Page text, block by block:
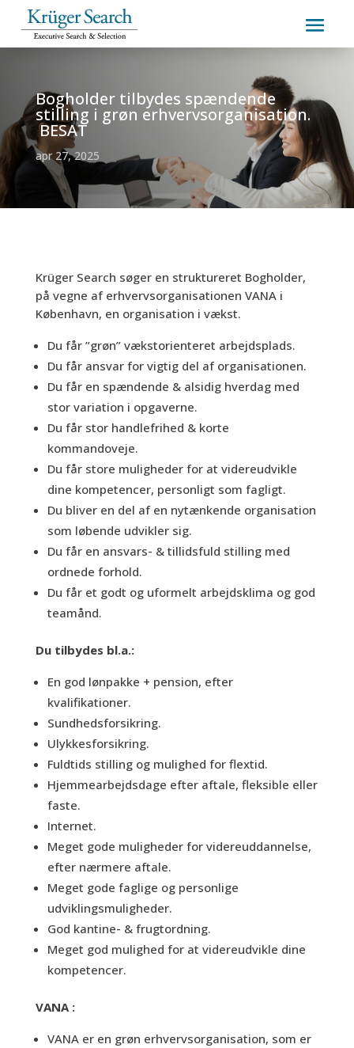
Bogholder tilbydes spændende
stilling i grøn erhvervsorganisation.
BESAT
apr 27, 2025
Krüger Search søger en struktureret Bogholder,
på vegne af erhvervsorganisationen VANA i
København, en organisation i vækst.
Du får ”grøn” vækstorienteret arbejdsplads.
Du får ansvar for vigtig del af organisationen.
Du får en spændende & alsidig hverdag med
stor variation i opgaverne.
Du får stor handlefrihed & korte
kommandoveje.
Du får store muligheder for at videreudvikle
dine kompetencer, personligt som fagligt.
Du bliver en del af en nytænkende organisation
som løbende udvikler sig.
Du får en ansvars- & tillidsfuld stilling med
ordnede forhold.
Du får et godt og uformelt arbejdsklima og god
teamånd.
Du tilbydes bl.a.:
En god lønpakke + pension, efter
kvalifikationer.
Sundhedsforsikring.
Ulykkesforsikring.
Fuldtids stilling og mulighed for flextid.
Hjemmearbejdsdage efter aftale, fleksible eller
faste.
Internet.
Meget gode muligheder for videreuddannelse,
efter nærmere aftale.
Meget gode faglige og personlige
udviklingsmuligheder.
God kantine- & frugtordning.
Meget god mulighed for at videreudvikle dine
kompetencer.
VANA :
VANA er en grøn erhvervsorganisation, som er